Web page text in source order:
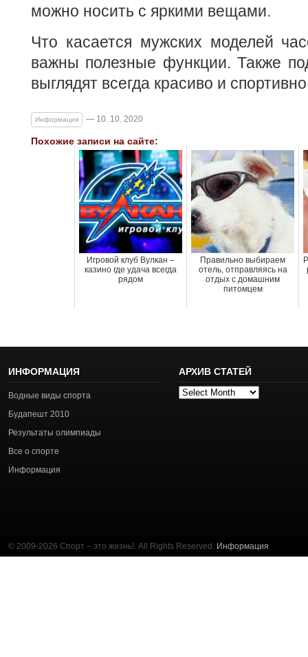
можно носить с яркими вещами.
Что касается мужских моделей
важны полезные функции. Также
выглядят всегда красиво и
Информация — 10. 10. 2020
Похожие записи на сайте:
Игровой клуб Вулкан –
казино где удача всегда
рядом
Правильно выбираем
отель, отправляясь на
отдых с домашним
питомцем
ИНФОРМАЦИЯ
Водные виды спорта
Будапешт 2010
Результаты олимпиады
Все о спорте
Информация
АРХИВ СТАТЕЙ
Архив
© 2009-2026 Спорт – это жизнь!. All Rights Reserved. Информация